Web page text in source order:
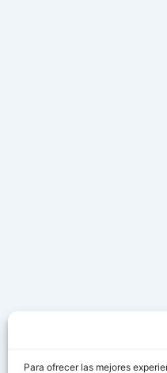
Para ofrecer las mejores